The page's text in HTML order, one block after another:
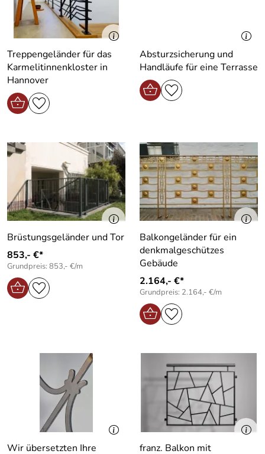
Treppengeländer für das
Karmelitinnenkloster in
Hannover
Absturzsicherung und
Handläufe für eine Terrasse
Brüstungsgeländer und Tor
853,- €*
Grundpreis: 853,- €/m
Balkongeländer für ein
denkmalgeschützes
Gebäude
2.164,- €*
Grundpreis: 2.164,- €/m
Wir übersetzten Ihre franz. Balkon mit